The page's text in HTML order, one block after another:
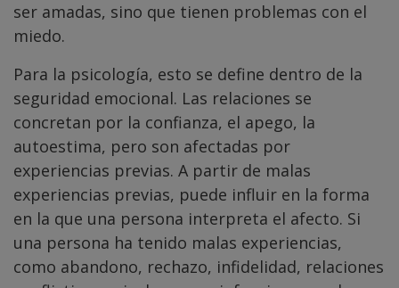
ser amadas, sino que tienen problemas con el
miedo.
Para la psicología, esto se define dentro de la
seguridad emocional. Las relaciones se
concretan por la confianza, el apego, la
autoestima, pero son afectadas por
experiencias previas. A partir de malas
experiencias previas, puede influir en la forma
en la que una persona interpreta el afecto. Si
una persona ha tenido malas experiencias,
como abandono, rechazo, infidelidad, relaciones